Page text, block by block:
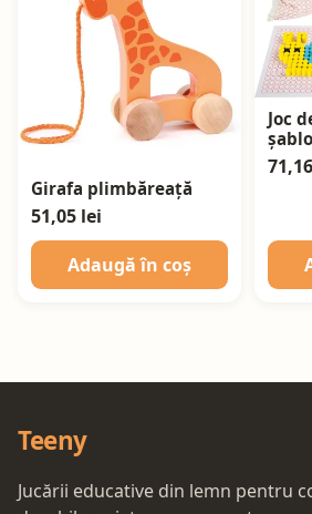
Girafa plimbăreață
51,05 lei
Adaugă în coș
Joc
Teeny
Jucării educative din lemn pentru